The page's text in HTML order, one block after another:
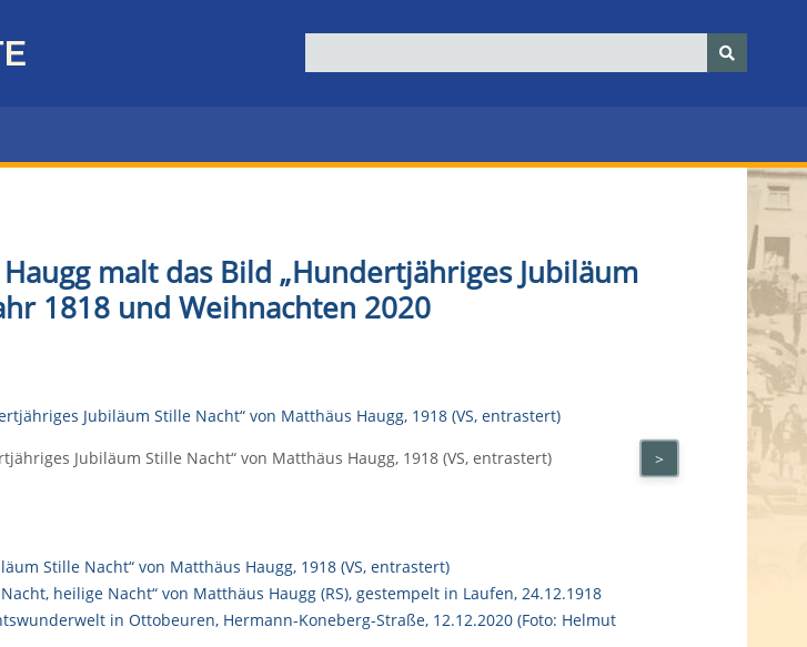
malt das Bild „Hundertjähriges Jubiläum
1818 und Weihnachten 2020
Jubiläum Stille Nacht“ von Matthäus Haugg, 1918 (VS, entrastert) Ak
>